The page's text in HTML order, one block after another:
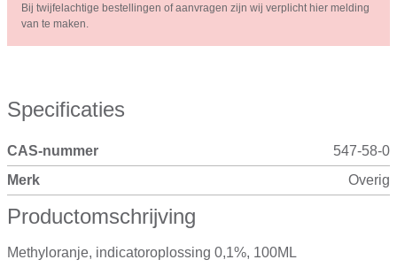
Bij twijfelachtige bestellingen of aanvragen zijn wij verplicht hier melding
van te maken.
Specificaties
CAS-nummer
547-58-0
Merk
Overig
Productomschrijving
Methyloranje, indicatoroplossing 0,1%, 100ML